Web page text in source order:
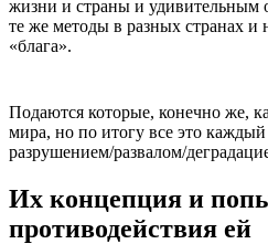
жизни и страны и удивительным
те же методы в разных странах и
«блага».
Подаются которые, конечно же,
мира, но по итогу все это
разрушением/развалом/
Их концепция и
противодействия ей